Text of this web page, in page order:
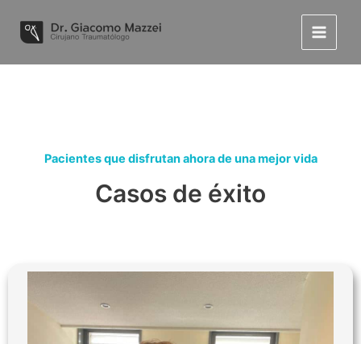
contenido
Main
Pacientes que disfrutan ahora de una mejor vida
Casos de éxito